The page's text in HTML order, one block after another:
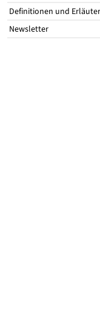
Definitionen und
Newsletter